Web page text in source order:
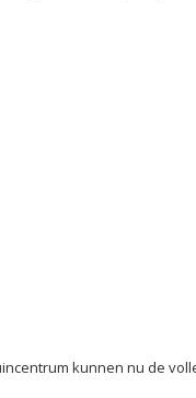
kunnen nu de